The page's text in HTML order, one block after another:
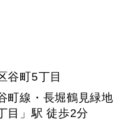
谷町5丁目
町線・長堀鶴見緑地
目」駅 徒歩2分